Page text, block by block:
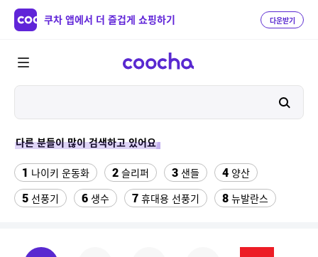
쿠차 앱에서 더 즐겁게 쇼핑하기 다운받기
다른 분들이 많이 검색하고 있어요
1 나이키 운동화 2 슬리퍼 3 샌들 4 양산
5 선풍기 6 생수 7 휴대용 선풍기 8 뉴발란스
11 여자라인 댄스복롱스커트 가정용 인형뽑기기계